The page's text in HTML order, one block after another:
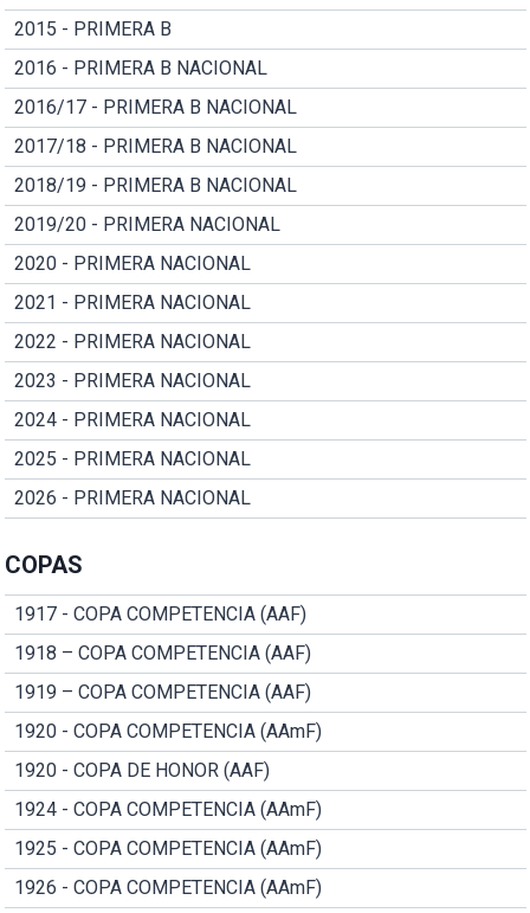
2015 - PRIMERA B
2016 - PRIMERA B NACIONAL
2016/17 - PRIMERA B NACIONAL
2017/18 - PRIMERA B NACIONAL
2018/19 - PRIMERA B NACIONAL
2019/20 - PRIMERA NACIONAL
2020 - PRIMERA NACIONAL
2021 - PRIMERA NACIONAL
2022 - PRIMERA NACIONAL
2023 - PRIMERA NACIONAL
2024 - PRIMERA NACIONAL
2025 - PRIMERA NACIONAL
2026 - PRIMERA NACIONAL
COPAS
1917 - COPA COMPETENCIA (AAF)
1918 – COPA COMPETENCIA (AAF)
1919 – COPA COMPETENCIA (AAF)
1920 - COPA COMPETENCIA (AAmF)
1920 - COPA DE HONOR (AAF)
1924 - COPA COMPETENCIA (AAmF)
1925 - COPA COMPETENCIA (AAmF)
1926 - COPA COMPETENCIA (AAmF)